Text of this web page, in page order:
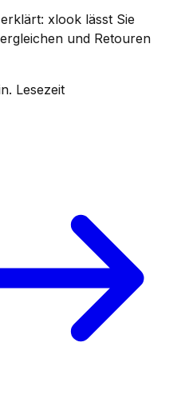
xlook lässt Sie
und Retouren
Lesezeit